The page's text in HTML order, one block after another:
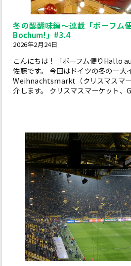
冬の醍醐味編〜連載「ボーフム
Bochum!」#3.4
2026年2月24日
こんにちは！「ボーフム便りHallo
佐藤です。 今回はドイツの冬の一大
Weihnachtsmarkt（クリスマスマ
介します。 クリスマスマーケット、